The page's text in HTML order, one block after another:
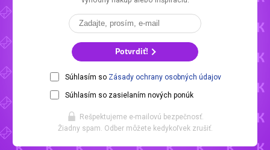
Potvrdiť!
Súhlasím so Zásady ochrany osobných údajov
Súhlasím so zasielaním nových ponúk
Rešpektujeme e-mailovú bezpečnosť.
Žiadny spam. Odber môžete kedykoľvek zrušiť.